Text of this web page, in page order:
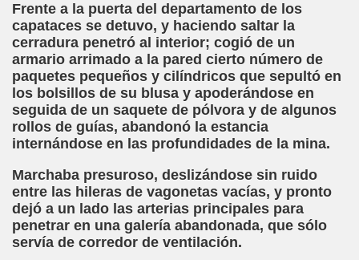
Frente a la puerta del departamento de los
capataces se detuvo, y haciendo saltar la
cerradura penetró al interior; cogió de un
armario arrimado a la pared cierto número de
paquetes pequeños y cilíndricos que sepultó en
los bolsillos de su blusa y apoderándose en
seguida de un saquete de pólvora y de algunos
rollos de guías, abandonó la estancia
internándose en las profundidades de la mina.
Marchaba presuroso, deslizándose sin ruido
entre las hileras de vagonetas vacías, y pronto
dejó a un lado las arterias principales para
penetrar en una galería abandonada, que sólo
servía de corredor de ventilación.
Gila)
Casona)
(Roberto Enjuto)